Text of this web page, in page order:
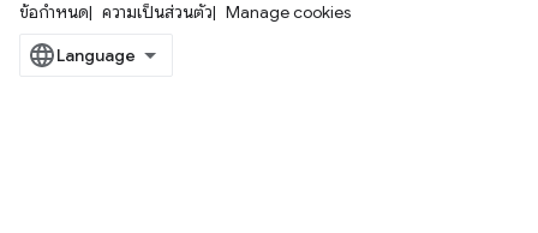
ข้อกำหนด ความเป็นส่วนตัว Manage cookies